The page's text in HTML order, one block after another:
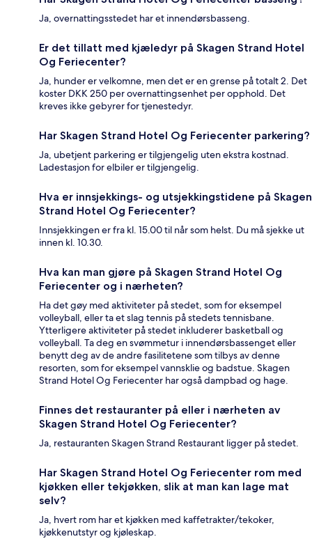
Ja, overnattingsstedet har et innendørsbasseng.
Er det tillatt med kjæledyr på Skagen Strand Hotel
Og Feriecenter?
Ja, hunder er velkomne, men det er en grense på totalt 2. Det
koster DKK 250 per overnattingsenhet per opphold. Det
kreves ikke gebyrer for tjenestedyr.
Har Skagen Strand Hotel Og Feriecenter parkering?
Ja, ubetjent parkering er tilgjengelig uten ekstra kostnad.
Ladestasjon for elbiler er tilgjengelig.
Hva er innsjekkings- og utsjekkingstidene på Skagen
Strand Hotel Og Feriecenter?
Innsjekkingen er fra kl. 15.00 til når som helst. Du må sjekke ut
innen kl. 10.30.
Hva kan man gjøre på Skagen Strand Hotel Og
Feriecenter og i nærheten?
Ha det gøy med aktiviteter på stedet, som for eksempel
volleyball, eller ta et slag tennis på stedets tennisbane.
Ytterligere aktiviteter på stedet inkluderer basketball og
volleyball. Ta deg en svømmetur i innendørsbassenget eller
benytt deg av de andre fasilitetene som tilbys av denne
resorten, som for eksempel vannsklie og badstue. Skagen
Strand Hotel Og Feriecenter har også dampbad og hage.
Finnes det restauranter på eller i nærheten av
Skagen Strand Hotel Og Feriecenter?
Ja, restauranten Skagen Strand Restaurant ligger på stedet.
Har Skagen Strand Hotel Og Feriecenter rom med
kjøkken eller tekjøkken, slik at man kan lage mat
selv?
Ja, hvert rom har et kjøkken med kaffetrakter/tekoker,
kjøkkenutstyr og kjøleskap.